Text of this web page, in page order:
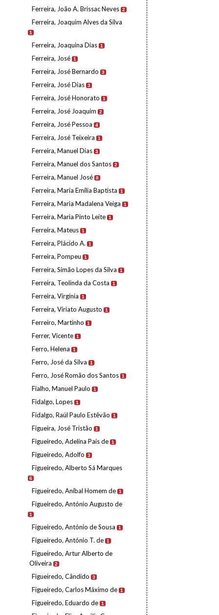
Ferreira, João A. Brissac Neves 2
Ferreira, Joaquim Alves da Silva
1
Ferreira, Joaquina Dias 1
Ferreira, José 1
Ferreira, José Bernardo 3
Ferreira, José Dias 3
Ferreira, José Honorato 1
Ferreira, José Joaquim 2
Ferreira, José Pessoa 4
Ferreira, José Teixeira 1
Ferreira, Manuel Dias 3
Ferreira, Manuel dos Santos 2
Ferreira, Manuel José 8
Ferreira, Maria Emília Baptista 1
Ferreira, Maria Madalena Veiga 1
Ferreira, Maria Pinto Leite 1
Ferreira, Mateus 1
Ferreira, Plácido A. 1
Ferreira, Pompeu 1
Ferreira, Simão Lopes da Silva 1
Ferreira, Teolinda da Costa 1
Ferreira, Virgínia 1
Ferreira, Viriato Augusto 1
Ferreiro, Martinho 1
Ferrer, Vicente 1
Ferro, Helena 1
Ferro, José da Silva 1
Ferro, José Romão dos Santos 1
Fialho, Manuel Paulo 1
Fidalgo, Lopes 1
Fidalgo, Raúl Paulo Estêvão 1
Figueira, José Tristão 1
Figueiredo, Adelina Pais de 1
Figueiredo, Adolfo 3
Figueiredo, Alberto Sá Marques
6
Figueiredo, Aníbal Homem de 1
Figueiredo, António Augusto de
1
Figueiredo, António de Sousa 1
Figueiredo, António T. de 1
Figueiredo, Artur Alberto de
Oliveira
2
Figueiredo, Cândido 3
Figueiredo, Carlos Máximo de 1
Figueiredo, Eduardo de 1